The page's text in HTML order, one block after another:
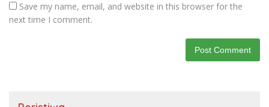
Save my name, email, and website in this browser for the
next time I comment.